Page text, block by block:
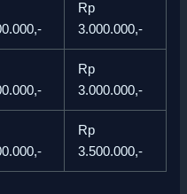
Rp
3.000.000,-
Rp
3.000.000,-
Rp
3.500.000,-